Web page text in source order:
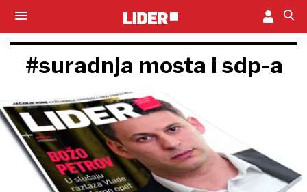
#suradnja mosta i sdp-a